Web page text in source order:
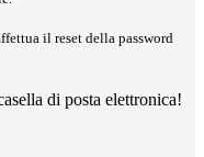
il reset della password
di posta elettronica!